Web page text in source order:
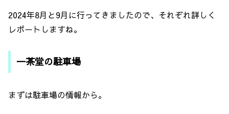
2024年8月と9月に行ってきましたので、それぞれ詳しく
レポートしますね。
一茶堂の駐車場
まずは駐車場の情報から。